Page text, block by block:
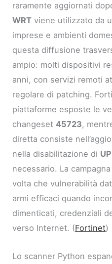
raramente aggiornati
WRT viene utilizzato da
imprese e ambienti
questa diffusione
ampio: molti dispositivi
anni, con servizi remoti
regolare di patching.
piattaforme esposte le
changeset45723,
diretta consiste
nella disabilitazione di
necessario. La
volta che vulnerabilità
armi efficaci quando
dimenticati, credenziali
verso Internet. (Fortinet)
Lo scanner Python